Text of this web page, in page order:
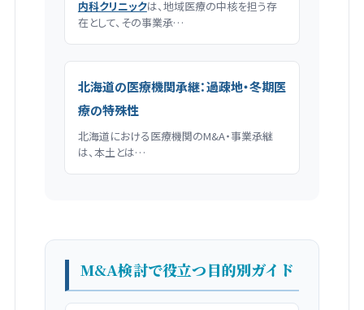
内科クリニックは、地域医療の中核を担う存
在として、その事業承…
北海道の医療機関承継：過疎地・冬期医
療の特殊性
北海道における医療機関のM&A・事業承継
は、本土とは…
M&A検討で役立つ目的別ガイド